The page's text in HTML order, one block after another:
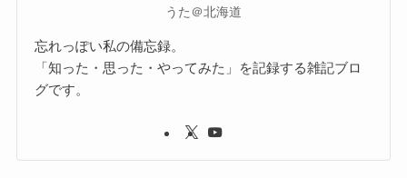
うた＠北海道
忘れっぽい私の備忘録。
「知った・思った・やってみた」を記録する雑記ブロ
グです。